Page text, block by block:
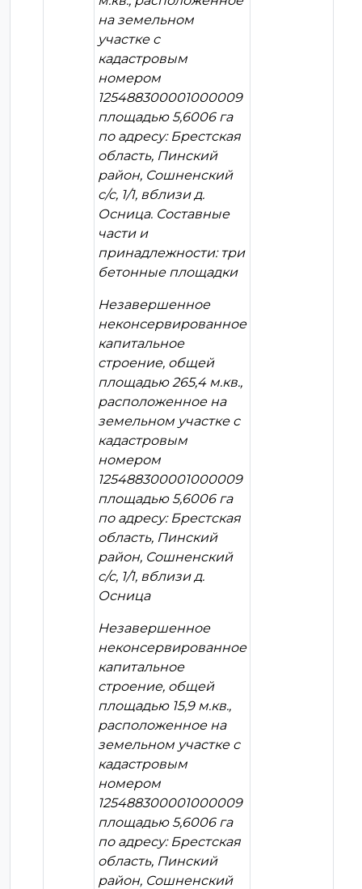
на земельном
участке с
кадастровым
номером
125488300001000009
площадью 5,6006 га
по адресу: Брестская
область, Пинский
район, Сошненский
с/с, 1/1, вблизи д.
Осница. Составные
части и
принадлежности: три
бетонные площадки
Незавершенное
неконсервированное
капитальное
строение, общей
площадью 265,4 м.кв.,
расположенное на
земельном участке с
кадастровым
номером
125488300001000009
площадью 5,6006 га
по адресу: Брестская
область, Пинский
район, Сошненский
с/с, 1/1, вблизи д.
Осница
Незавершенное
неконсервированное
капитальное
строение, общей
площадью 15,9 м.кв.,
расположенное на
земельном участке с
кадастровым
номером
125488300001000009
площадью 5,6006 га
по адресу: Брестская
область, Пинский
район, Сошненский